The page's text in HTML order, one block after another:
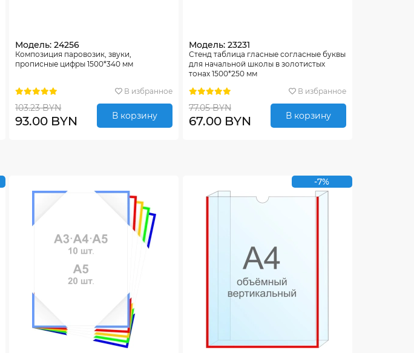
Модель: 24256
Композиция паровозик, звуки,
прописные цифры 1500*340 мм
В избранное
103.23 BYN
93.00 BYN В корзину
Модель: 23231
Стенд таблица гласные согласные буквы
для начальной школы в золотистых
тонах 1500*250 мм
В избранное
77.05 BYN
67.00 BYN В корзину
-7%